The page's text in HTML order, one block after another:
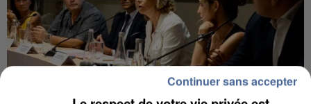
Continuer sans accepter